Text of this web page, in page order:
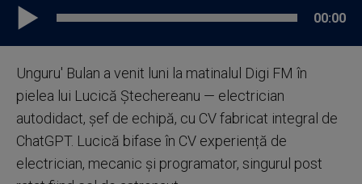
00:00
Unguru' Bulan a venit luni la matinalul Digi FM în
pielea lui Lucică Ștechereanu — electrician
autodidact, șef de echipă, cu CV fabricat integral de
ChatGPT. Lucică bifase în CV experiență de
electrician, mecanic și programator, singurul post